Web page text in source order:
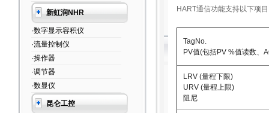
新虹润NHR
·数字显示容积仪
·流量控制仪
·操作器
·调节器
·数显仪
昆仑工控
HART通信功能支持以下项
TagNo.
PV值(包括PV %值读数、
LRV (量程下限)
URV (量程上限)
阻尼